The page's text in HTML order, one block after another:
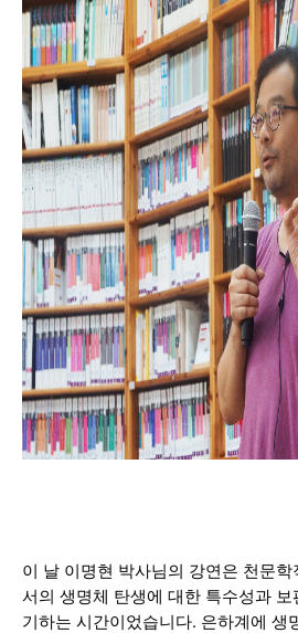
이 날 이명현 박사님의 강연은 천문
서의 생명체 탄생에 대한 특수성과
기하는 시간이었습니다. 은하계에 생